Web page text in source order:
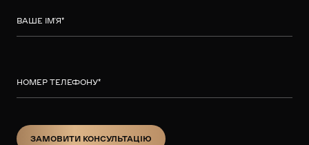
ВАШЕ ІМ’Я*
НОМЕР ТЕЛЕФОНУ*
ЗАМОВИТИ КОНСУЛЬТАЦІЮ